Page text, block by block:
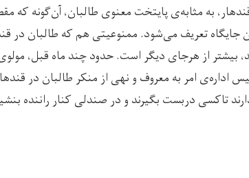
به مثابه‌ی پایتخت معنوی طالبان، آن‌گونه که
جایگاه تعریف می‌شود. ممنوعیتی هم که طالبان در
بیشتر از هرجای دیگر است. حدود چند ماه قبل،
اداره‌ی امر به معروف و نهی از منکر طالبان در
تاکسی دربست بگیرند و در صندلی کنار راننده